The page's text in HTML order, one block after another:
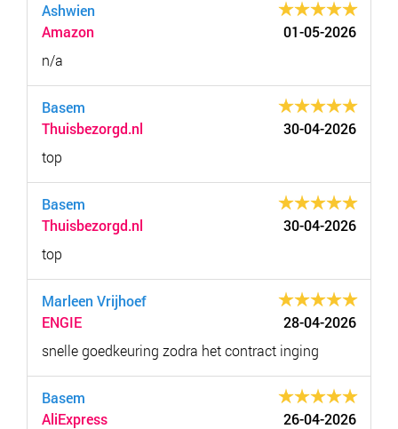
Ashwien
Amazon
01-05-2026
n/a
Basem
Thuisbezorgd.nl
30-04-2026
top
Basem
Thuisbezorgd.nl
30-04-2026
top
Marleen Vrijhoef
ENGIE
28-04-2026
snelle goedkeuring zodra het contract inging
Basem
AliExpress
26-04-2026